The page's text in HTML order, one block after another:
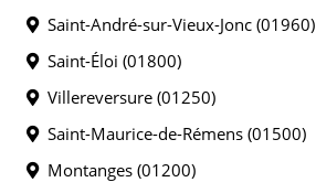
Saint-André-sur-Vieux-Jonc (01960)
Saint-Éloi (01800)
Villereversure (01250)
Saint-Maurice-de-Rémens (01500)
Montanges (01200)